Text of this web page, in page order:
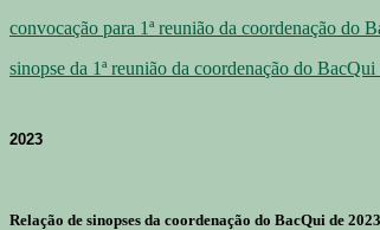
convocação para 1ª reunião da coordenação do
sinopse da 1ª reunião da coordenação do
2023
Relação de sinopses da coordenação do BacQui de